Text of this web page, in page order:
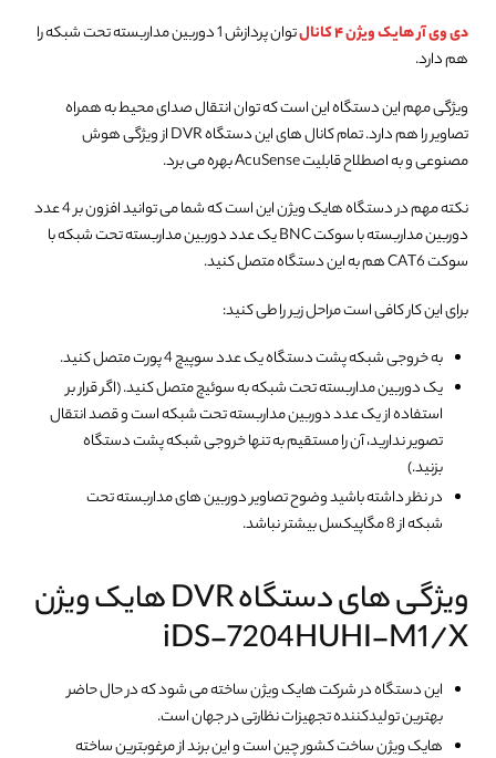
دی وی آر هایک ویژن ۴ کانال
توان پردازش 1 دوربین مداربسته تحت شبکه را
هم دارد.
ویژگی مهم این دستگاه این است که توان انتقال صدای محیط به همراه
تصاویر را هم دارد. تمام کانال های این دستگاه DVR از ویژگی هوش
مصنوعی و به اصطلاح قابلیت AcuSense بهره می برد.
نکته مهم در دستگاه هایک ویژن این است که شما می توانید افزون بر 4 عدد
دوربین مداربسته با سوکت BNC یک عدد دوربین مداربسته تحت شبکه با
سوکت CAT6 هم به این دستگاه متصل کنید.
برای این کار کافی است مراحل زیر را طی کنید:
به خروجی شبکه پشت دستگاه یک عدد سوپیچ 4 پورت متصل کنید.
یک دوربین مداربسته تحت شبکه به سوئیچ متصل کنید. (اگر قرار بر
استفاده از یک عدد دوربین مداربسته تحت شبکه است و قصد انتقال
تصویر ندارید، آن را مستقیم به تنها خروجی شبکه پشت دستگاه
بزنید.)
در نظر داشته باشید وضوح تصاویر دوربین های مداربسته تحت
شبکه از 8 مگاپیکسل بیشتر نباشد.
ویژگی های دستگاه DVR هایک ویژن
iDS-7204HUHI-M1/X
این دستگاه در شرکت هایک ویژن ساخته می شود که در حال حاضر
بهترین تولیدکننده تجهیزات نظارتی در جهان است.
هایک ویژن ساخت کشور چین است و این برند از مرغوبترین ساخته